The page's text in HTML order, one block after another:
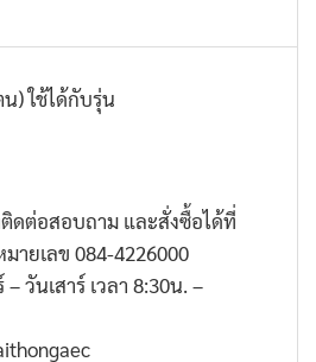
) ใช้ได้กับรุ่น
ดต่อสอบถาม และสั่งซื้อได้ที่
ายเลข 084-4226000
วันเสาร์ เวลา 8:30น. –